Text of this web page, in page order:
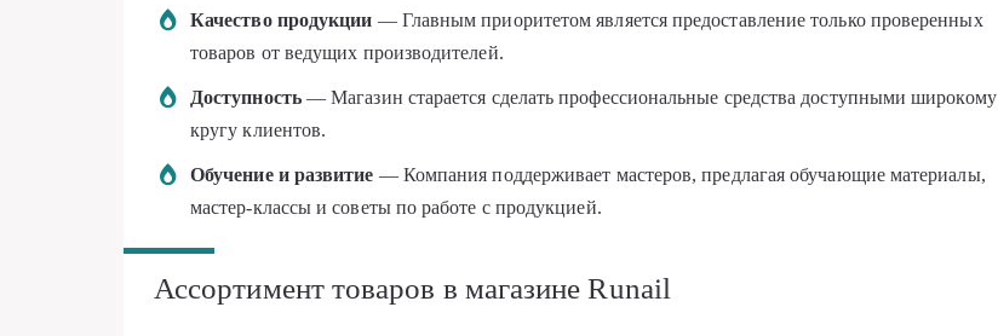
Качество продукции — Главным приоритетом является предоставление только проверенных
товаров от ведущих производителей.
Доступность— Магазин старается сделать профессиональные средства доступными широкому
кругу клиентов.
Обучение и развитие — Компания поддерживает мастеров, предлагая обучающие материалы,
мастер-классы и советы по работе с продукцией.
Ассортимент товаров в магазине Runail